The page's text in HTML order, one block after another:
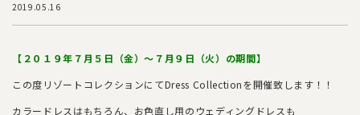
2019.05.16
【２０１９年７月５日（金）～７月９日（火）の期間】
この度リゾートコレクションにてDress Collectionを開催致します！！
カラードレスはもちろん、お色直し用のウェディングドレスも